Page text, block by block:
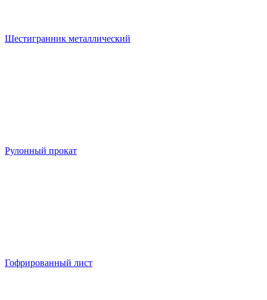
Шестигранник металлический
Рулонный прокат
Гофрированный лист